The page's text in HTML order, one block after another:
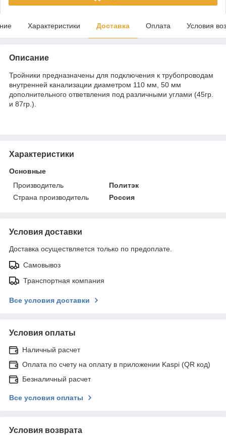
Характеристики Доставка Оплата Условия
Описание
Тройники предназначены для подключения к трубопроводам
внутренней канализации диаметром 110 мм, 50 мм
дополнительного ответвления под различными углами (45гр.
и 87гр.).
Характеристики
Основные
Производитель
Политэк
Страна производитель
Россия
Условия доставки
Доставка осуществляется только по предоплате.
Самовывоз
Транспортная компания
Все условия доставки
Условия оплаты
Наличный расчет
Оплата по счету на оплату в приложении Kaspi (QR код)
Безналичный расчет
Все условия оплаты
Условия возврата